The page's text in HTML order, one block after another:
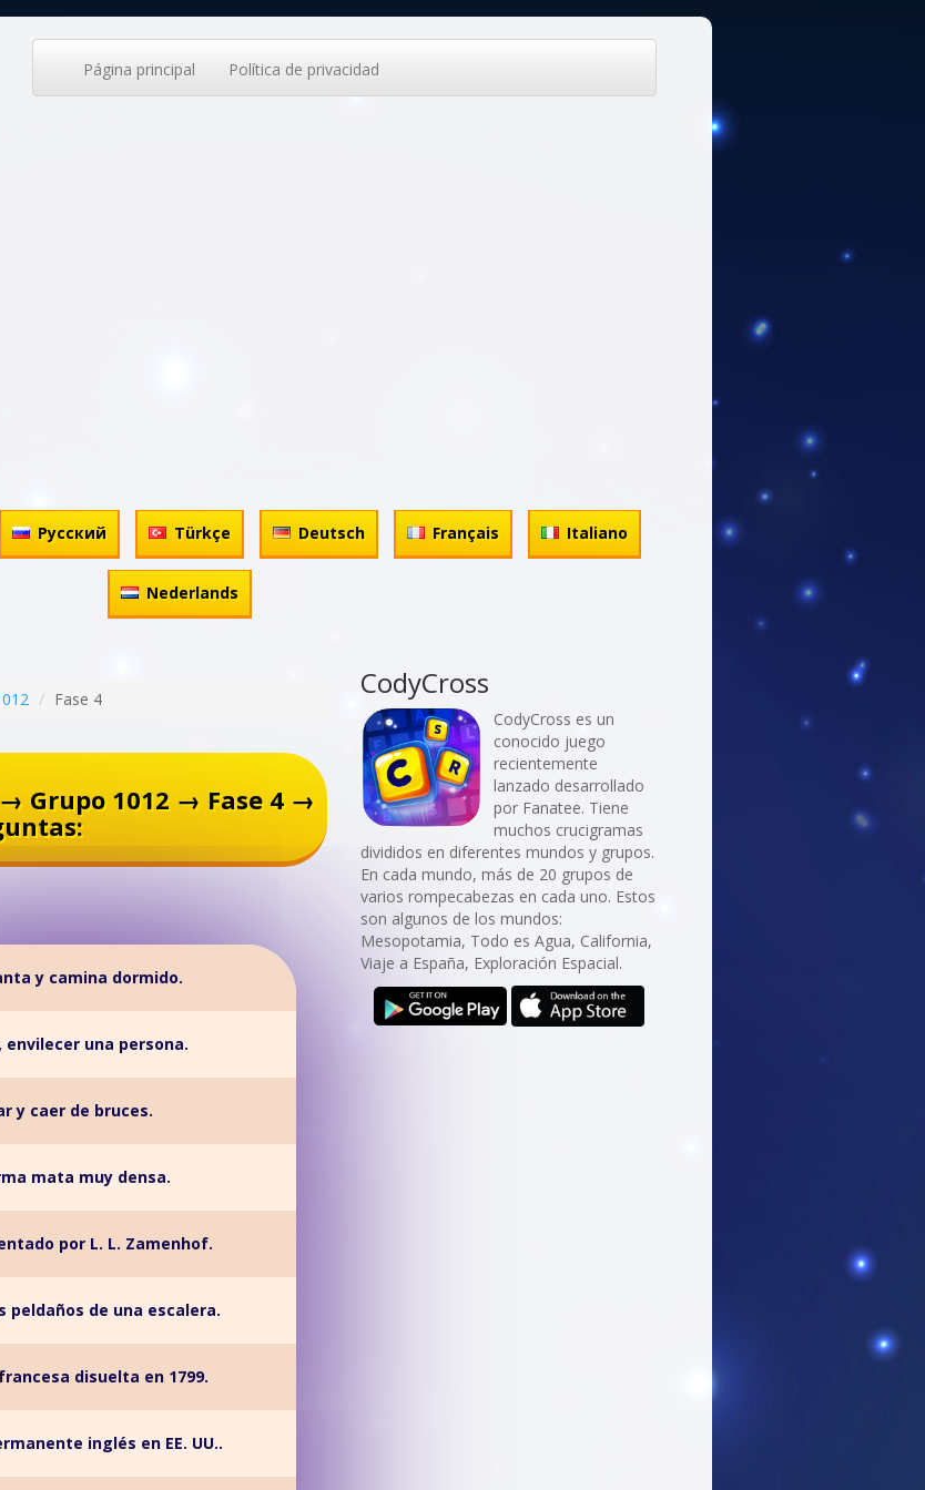
Página principal Política de privacidad
Русский Türkçe Deutsch Français Italiano
Nederlands
Fase 4
Grupo 1012 → Fase 4 →
y camina dormido.
envilecer una persona.
y caer de bruces.
mata muy densa.
por L. L. Zamenhof.
peldaños de una escalera.
disuelta en 1799.
inglés en EE. UU..
CodyCross
CodyCross es un
conocido juego
recientemente
lanzado desarrollado
por Fanatee. Tiene
muchos crucigramas
divididos en diferentes mundos y grupos.
En cada mundo, más de 20 grupos de
varios rompecabezas en cada uno. Estos
son algunos de los mundos:
Mesopotamia, Todo es Agua, California,
Viaje a España, Exploración Espacial.